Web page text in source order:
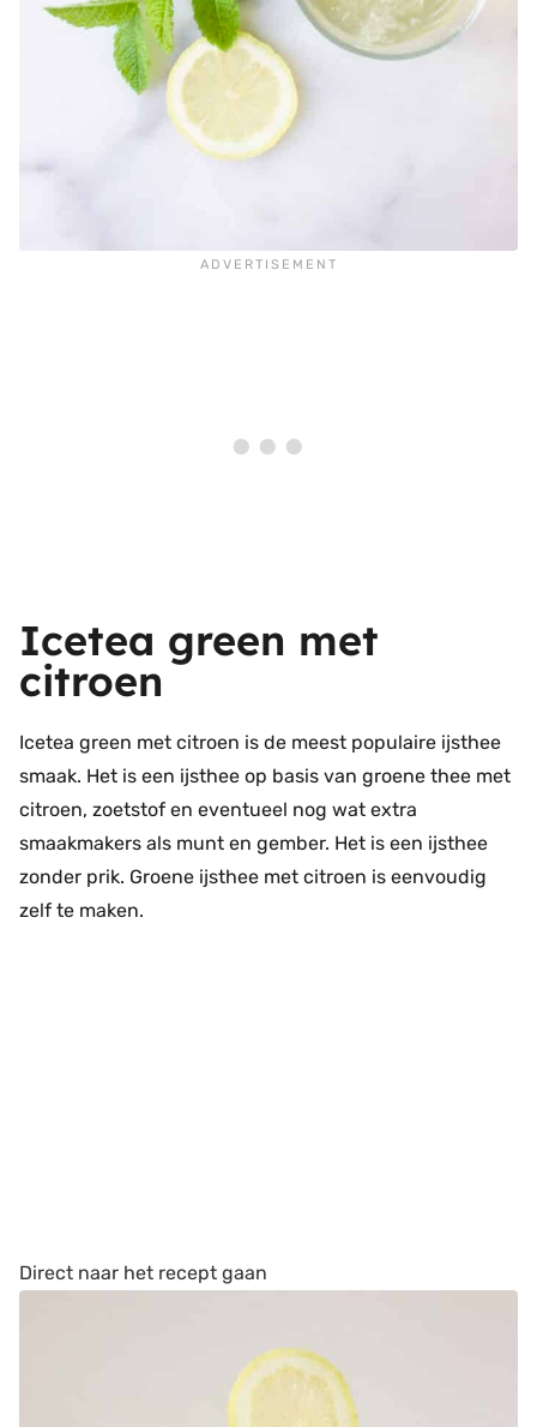
Icetea green met
citroen
Icetea green met citroen is de meest populaire ijsthee
smaak. Het is een ijsthee op basis van groene thee met
citroen, zoetstof en eventueel nog wat extra
smaakmakers als munt en gember. Het is een ijsthee
zonder prik. Groene ijsthee met citroen is eenvoudig
zelf te maken.
Direct naar het recept gaan